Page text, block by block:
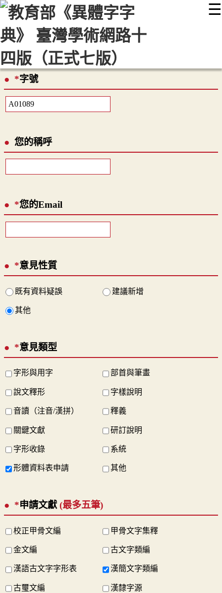
☰
::: 最新消息 常見問題 編輯說明
顯示模式
網站導覽
*字號
您的稱呼
*您的Email
*意見性質
既有資料疑誤 建議新增
其他
*意見類型
字形與用字 部首與筆畫
說文釋形 字樣說明
音讀（注音/漢拼） 釋義
關鍵文獻 研訂說明
字形收錄 系統
形體資料表申請 其他
*申請文獻 (最多五筆)
校正甲骨文編 甲骨文字集釋
金文編 古文字類編
漢語古文字字形表 漢簡文字類編
古璽文編 漢隸字源